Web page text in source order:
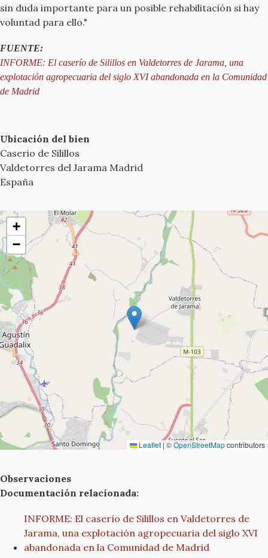
sin duda importante para un posible rehabilitación si hay
voluntad para ello."
FUENTE:
INFORME: El caserío de Silillos en Valdetorres de Jarama, una
explotación agropecuaria del siglo XVI abandonada en la Comunidad
de Madrid
Ubicación del bien
Caserio de Silillos
Valdetorres del Jarama Madrid
España
+
−
Leaflet| ©OpenStreetMapcontributors
Observaciones
Documentación relacionada:
INFORME: El caserío de Silillos en Valdetorres de
Jarama, una explotación agropecuaria del siglo XVI
abandonada en la Comunidad de Madrid